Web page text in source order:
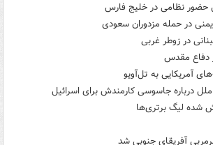
حضور نظامی در خلیج فارس
دفاع مقدس
آمریکایی به تل‌آویو
درباره جاسوسی کارمندش برای اسرائیل
شده لیگ برتری‌ها
آفریقای جنوبی شد